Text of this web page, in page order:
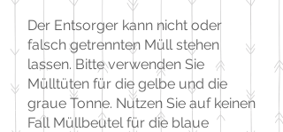
Der Entsorger kann nicht oder
falsch getrennten Müll stehen
lassen. Bitte verwenden Sie
Mülltüten für die gelbe und die
graue Tonne. Nutzen Sie auf keinen
Fall Müllbeutel für die blaue